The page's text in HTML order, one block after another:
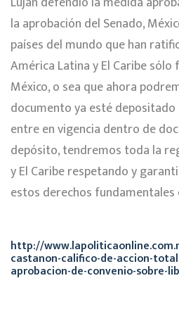
la aprobación del Senado,
países del mundo que han
América Latina y El Caribe
México, o sea que ahora
documento ya esté depositado
entre en vigencia dentro de
depósito, tendremos toda la
y El Caribe respetando y
estos derechos
http://
castanon-califico-de-accion-
aprobacion-de-convenio-sobre-